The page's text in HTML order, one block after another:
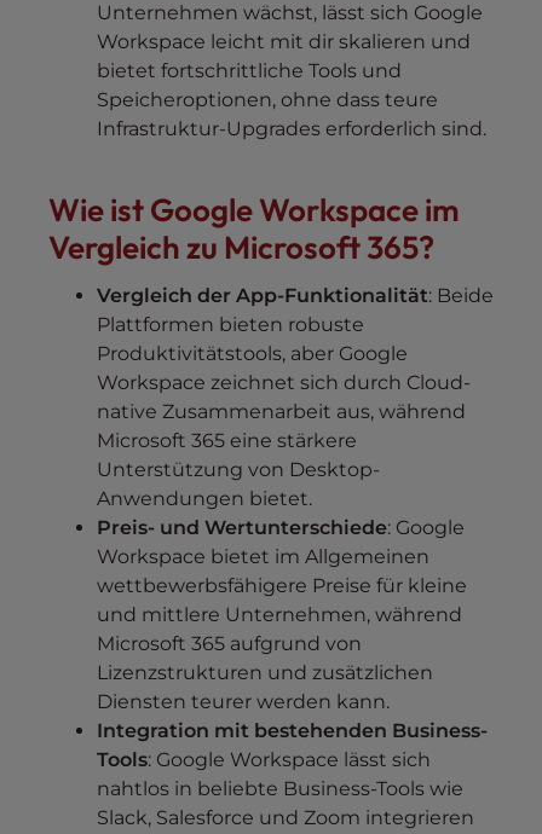
Unternehmen wächst, lässt sich Google
Workspace leicht mit dir skalieren und
bietet fortschrittliche Tools und
Speicheroptionen, ohne dass teure
Infrastruktur-Upgrades erforderlich sind.
Wie ist Google Workspace im
Vergleich zu Microsoft 365?
Vergleich der App-Funktionalität: Beide
Plattformen bieten robuste
Produktivitätstools, aber Google
Workspace zeichnet sich durch Cloud-
native Zusammenarbeit aus, während
Microsoft 365 eine stärkere
Unterstützung von Desktop-
Anwendungen bietet.
Preis- und Wertunterschiede: Google
Workspace bietet im Allgemeinen
wettbewerbsfähigere Preise für kleine
und mittlere Unternehmen, während
Microsoft 365 aufgrund von
Lizenzstrukturen und zusätzlichen
Diensten teurer werden kann.
Integration mit bestehenden Business-
Tools: Google Workspace lässt sich
nahtlos in beliebte Business-Tools wie
Slack, Salesforce und Zoom integrieren